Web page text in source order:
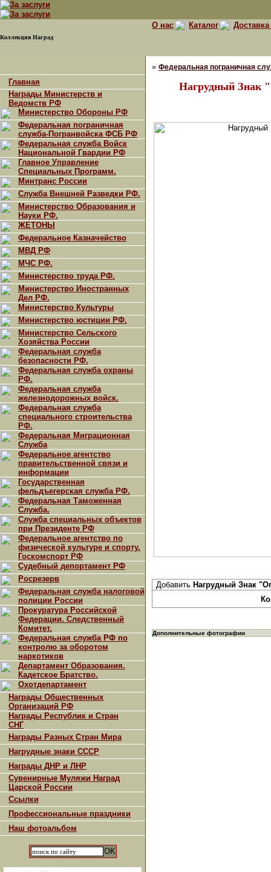
Коллекция Наград
О нас Каталог
Главная
Награды Министерств и
Ведомств РФ
Министерство Обороны РФ
Федеральная пограничная
служба-Погранвойска ФСБ РФ
Федеральная служба Войск
Национальной Гвардии РФ
Главное Управление
Специальных Программ.
Минтранс России
Служба Внешней Разведки РФ.
Министерство Образования и
Науки РФ.
ЖЕТОНЫ
Федеральное Казначейство
МВД РФ
МЧС РФ.
Министерство труда РФ.
Министерство Иностранных
Дел РФ.
Министерство Культуры
Министерство юстиции РФ.
Министерство Сельского
Хозяйства России
Федеральная служба
безопасности РФ.
Федеральная служба охраны
РФ.
Федеральная служба
железнодорожных войск.
Федеральная служба
специального строительства
РФ.
Федеральная Миграционная
Служба
Федеральное агентство
правительственной связи и
информации
Государственная
фельдъегерская служба РФ.
Федеральная Таможенная
Служба.
Служба специальных объектов
при Президенте РФ
Федеральное агентство по
физической культуре и спорту.
Госкомспорт РФ
Судебный депортамент РФ
Росрезерв
Федеральная служба налоговой
полиции России
Прокуратура Российской
Федерации. Следственный
Комитет.
Федеральная служба РФ по
контролю за оборотом
наркотиков
Департамент Образования.
Кадетское Братство.
Охотдепартамент
Награды Общественных
Организаций РФ
Награды Республик и Стран
СНГ
Награды Разных Стран Мира
Нагрудные знаки СССР
Награды ДНР и ЛНР
Сувенирные Муляжи Наград
Царской России
Ссылки
Профессиональные праздники
Наш фотоальбом
» Федеральная пограничная
Нагрудный Знак
Добавить Нагрудный Знак
Дополнительные фотографии